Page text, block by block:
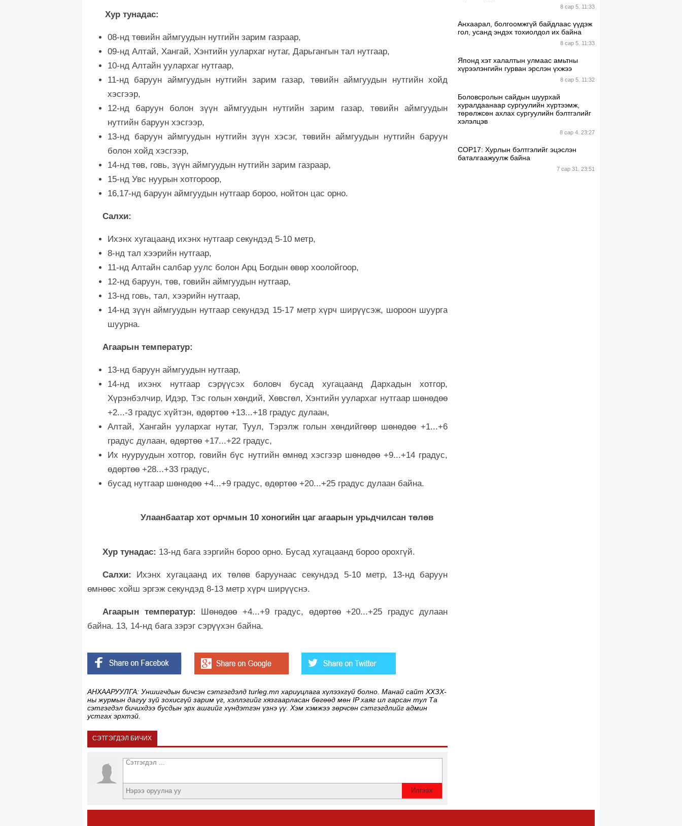
Хур тунадас:
08-нд төвийн аймгуудын нутгийн зарим газраар,
09-нд Алтай, Хангай, Хэнтийн уулархаг нутаг, Дарьгангын тал нутгаар,
10-нд Алтайн уулархаг нутгаар,
11-нд баруун аймгуудын нутгийн зарим газар, төвийн аймгуудын нутгийн хойд
хэсгээр,
12-нд баруун болон зүүн аймгуудын нутгийн зарим газар, төвийн аймгуудын
нутгийн баруун хэсгээр,
13-нд баруун аймгуудын нутгийн зүүн хэсэг, төвийн аймгуудын нутгийн баруун
болон хойд хэсгээр,
14-нд төв, говь, зүүн аймгуудын нутгийн зарим газраар,
15-нд Увс нуурын хотгороор,
16,17-нд баруун аймгуудын нутгаар бороо, нойтон цас орно.
Салхи:
Ихэнх хугацаанд ихэнх нутгаар секундэд 5-10 метр,
8-нд тал хээрийн нутгаар,
11-нд Алтайн салбар уулс болон Арц Богдын өвөр хоолойгоор,
12-нд баруун, төв, говийн аймгуудын нутгаар,
13-нд говь, тал, хээрийн нутгаар,
14-нд зүүн аймгуудын нутгаар секундэд 15-17 метр хүрч ширүүсэж, шороон шуурга
шуурна.
Агаарын температур:
13-нд баруун аймгуудын нутгаар,
14-нд ихэнх нутгаар сэрүүсэх боловч бусад хугацаанд Дархадын хотгор,
Хүрэнбэлчир, Идэр, Тэс голын хөндий, Хөвсгөл, Хэнтийн уулархаг нутгаар шөнөдөө
+2...-3 градус хүйтэн, өдөртөө +13...+18 градус дулаан,
Алтай, Хангайн уулархаг нутаг, Туул, Тэрэлж голын хөндийгөөр шөнөдөө +1...+6
градус дулаан, өдөртөө +17...+22 градус,
Их нууруудын хотгор, говийн бүс нутгийн өмнөд хэсгээр шөнөдөө +9...+14 градус,
өдөртөө +28...+33 градус,
бусад нутгаар шөнөдөө +4...+9 градус, өдөртөө +20...+25 градус дулаан байна.
Улаанбаатар хот орчмын 10 хоногийн цаг агаарын урьдчилсан төлөв
Хур тунадас: 13-нд бага зэргийн бороо орно. Бусад хугацаанд бороо орохгүй.
Салхи:
Ихэнх хугацаанд их төлөв баруунаас секундэд 5-10 метр, 13-нд баруун
өмнөөс хойш эргэж секундэд 8-13 метр хүрч ширүүснэ.
Агаарын температур: Шөнөдөө +4...+9 градус, өдөртөө +20...+25 градус дулаан
байна. 13, 14-нд бага зэрэг сэрүүхэн байна.
АНХААРУУЛГА: Уншигчдын бичсэн сэтгэгдэлд turleg.mn хариуцлага хүлээхгүй болно. Манай сайт ХХЗХ-
ны журмын дагуу зүй зохисгүй зарим үг, хэллэгийг хязгаарласан бөгөөд мөн IP хаяг ил гарсан тул Та
сэтгэгдэл бичихдээ бусдын эрх ашгийг хүндэтгэн үзнэ үү. Хэм хэмжээ зөрчсөн сэтгэгдлийг админ
устгах эрхтэй.
СЭТГЭГДЭЛ БИЧИХ
8 сар 5. 11:33
Анхаарал, болгоомжгүй байдлаас үүдэж
гол, усанд эндэх тохиолдол их байна
8 сар 5. 11:33
Японд хэт халалтын улмаас амьтны
хүрээлэнгийн гурван эрслэн үхжээ
8 сар 5. 11:32
Боловсролын сайдын шуурхай
хуралдаанаар сургуулийн хүртээмж,
төрөлжсөн ахлах сургуулийн бэлтгэлийг
хэлэлцэв
8 сар 4. 23:27
СОР17: Хурлын бэлтгэлийг эцэслэн
баталгаажуулж байна
7 сар 31. 23:51